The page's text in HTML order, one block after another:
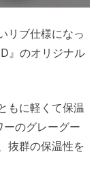
リブ仕様になっ
』のオリジナル
もに軽くて保温
のグレーグー
抜群の保温性を